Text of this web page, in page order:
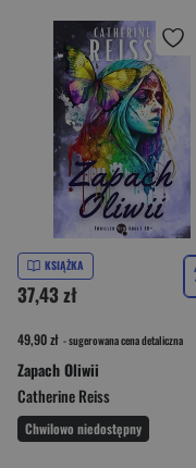
KSIĄŻKA
37,43 zł
49,90 zł - sugerowana cena detaliczna
Zapach Oliwii
Catherine Reiss
Chwilowo niedostępny